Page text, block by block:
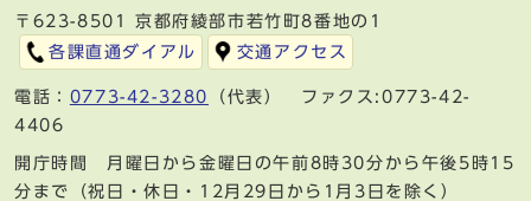
〒623-8501 京都府綾部市若竹町8番地の1
各課直通ダイアル
交通アクセス
電話： 0773-42-3280
（代表） ファクス:0773-42-
4406
開庁時間 月曜日から金曜日の午前8時30分から午後5時15
分まで（祝日・休日・12月29日から1月3日を除く）